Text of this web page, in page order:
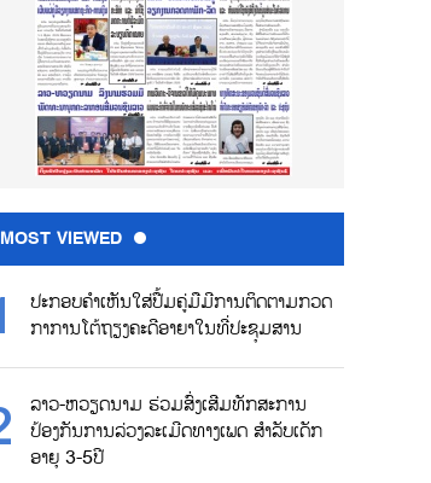
MOST VIEWED
ປະກອບຄຳເຫັນໃສ່ປື້ມຄູ່ມືມີການຕິດຕາມກວດ
ກາການໂຕ້ຖຽງຄະດີອາຍາໃນທີ່ປະຊຸມສານ
ລາວ-ຫວຽດນາມ ຮ່ວມສົ່ງເສີມທັກສະການ
ປ້ອງກັນການລ່ວງລະເມີດທາງເພດ ສຳລັບເດັກ
ອາຍຸ 3-5ປີ